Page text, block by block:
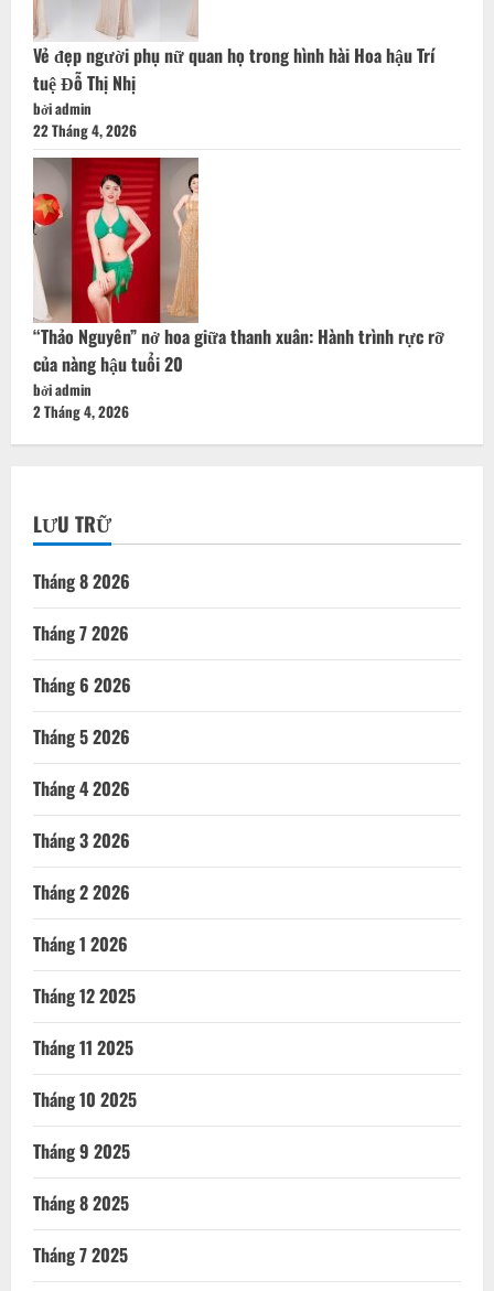
Vẻ đẹp người phụ nữ quan họ trong hình hài Hoa hậu Trí
tuệ Đỗ Thị Nhị
bởi admin
22 Tháng 4, 2026
“Thảo Nguyên” nở hoa giữa thanh xuân: Hành trình rực rỡ
của nàng hậu tuổi 20
bởi admin
2 Tháng 4, 2026
LƯU TRỮ
Tháng 8 2026
Tháng 7 2026
Tháng 6 2026
Tháng 5 2026
Tháng 4 2026
Tháng 3 2026
Tháng 2 2026
Tháng 1 2026
Tháng 12 2025
Tháng 11 2025
Tháng 10 2025
Tháng 9 2025
Tháng 8 2025
Tháng 7 2025